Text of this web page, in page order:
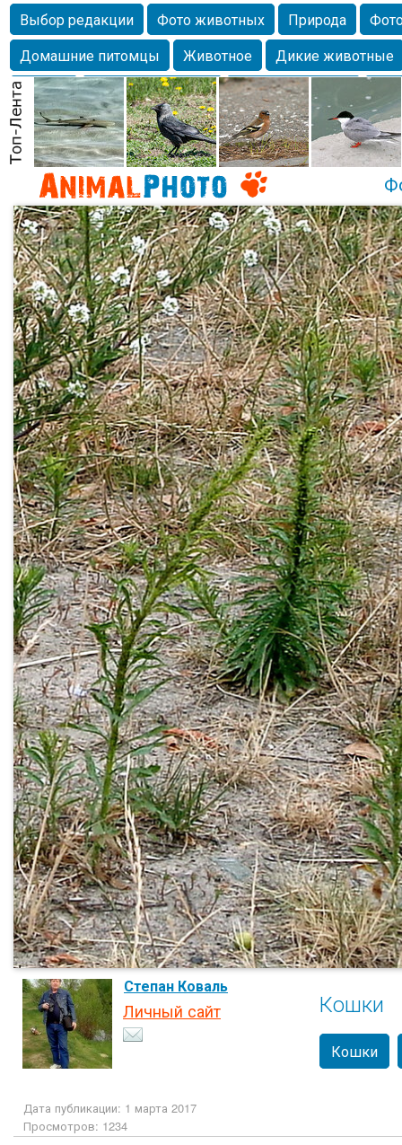
Выбор редакции Фото животных Природа
Домашние питомцы
Животное
Дикие животные
Собаки
Alexanderandronik Млекопитающие
Морда
Собачка Осень Портрет
Домашние
Насекомое
Коты Lebert Дикие птицы Утка
Степан Коваль
Личный сайт Кошки
Кошки
Дата публикации: 1 марта 2017
Просмотров: 1234